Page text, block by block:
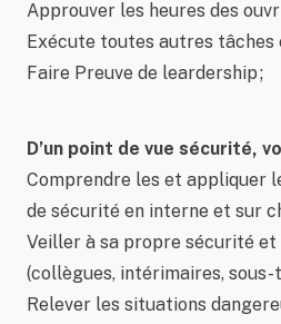
Approuver les heures des
Exécute toutes autres tâches
Faire Preuve de leardership ;
D’un point de vue sécurité,
Comprendre les et appliquer
de sécurité en interne et sur
Veiller à sa propre sécurité et
(collègues, intérimaires,
Relever les situations